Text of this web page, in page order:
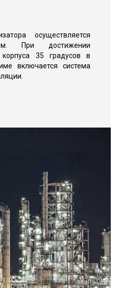
осуществляется
При достижении
35 градусов в
включается система